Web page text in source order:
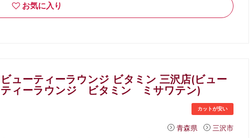
お気に入り
ビューティーラウンジ ビタミン 三沢店(ビュー
ティーラウンジ ビタミン ミサワテン)
カットが安い
青森県
三沢市